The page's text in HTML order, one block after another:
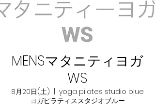
MENSマタニティヨガ
WS
8月20日(土)
yoga pilates studio blue
ヨガピラティススタジオブルー